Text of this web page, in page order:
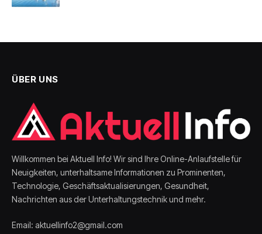
ÜBER UNS
Willkommen bei Aktuell Info! Wir sind Ihre Online-Anlaufstelle für
Neuigkeiten, unterhaltsame Informationen zu Prominenten,
Technologie, Geschäftsaktualisierungen, Gesundheit,
Nachrichten aus der Unterhaltungstechnik und mehr.
Email: aktuellinfo2@gmail.com